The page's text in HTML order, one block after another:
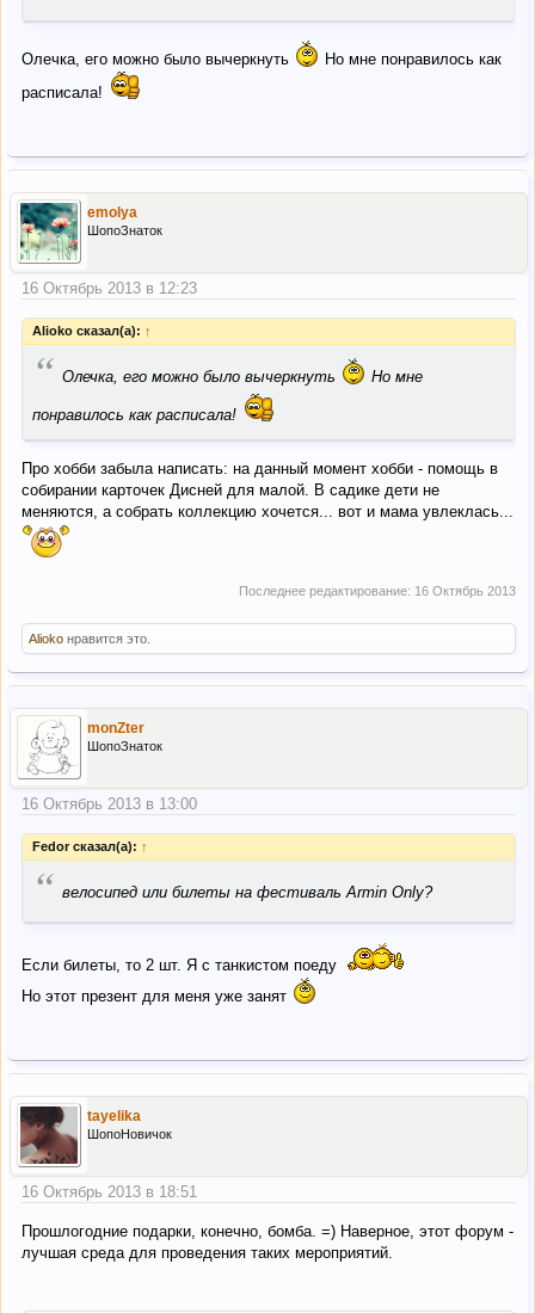
Олечка, его можно было вычеркнуть
Но мне понравилось как
расписала!
emolya
ШопоЗнаток
16 Октябрь 2013 в 12:23
Alioko сказал(а): ↑
“ Олечка, его можно было вычеркнуть Но мне
понравилось как расписала!
Про хобби забыла написать: на данный момент хобби - помощь в
собирании карточек Дисней для малой. В садике дети не
меняются, а собрать коллекцию хочется... вот и мама увлеклась...
Последнее редактирование: 16 Октябрь 2013
Alioko нравится это.
monZter
ШопоЗнаток
16 Октябрь 2013 в 13:00
Fedor сказал(а): ↑
“ велосипед или билеты на фестиваль Armin Only?
Если билеты, то 2 шт. Я с танкистом поеду
Но этот презент для меня уже занят
tayelika
ШопоНовичок
16 Октябрь 2013 в 18:51
Прошлогодние подарки, конечно, бомба. =) Наверное, этот форум -
лучшая среда для проведения таких мероприятий.